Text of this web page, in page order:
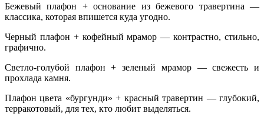
Бежевый плафон + основание из бежевого травертина —
классика, которая впишется куда угодно.
Черный плафон + кофейный мрамор — контрастно, стильно,
графично.
Светло-голубой плафон + зеленый мрамор — свежесть и
прохлада камня.
Плафон цвета «бургунди» + красный травертин — глубокий,
терракотовый, для тех, кто любит выделяться.